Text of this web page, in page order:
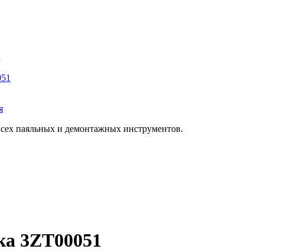
паяльных и демонтажных инструментов.
3ZT00051